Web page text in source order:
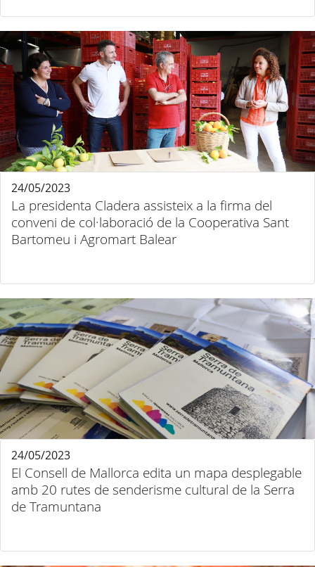
La presidenta Cladera assisteix a la firma del
conveni de col·laboració de la Cooperativa Sant
Bartomeu i Agromart Balear
24/05/2023
El Consell de Mallorca edita un mapa desplegable
amb 20 rutes de senderisme cultural de la Serra
de Tramuntana
24/05/2023